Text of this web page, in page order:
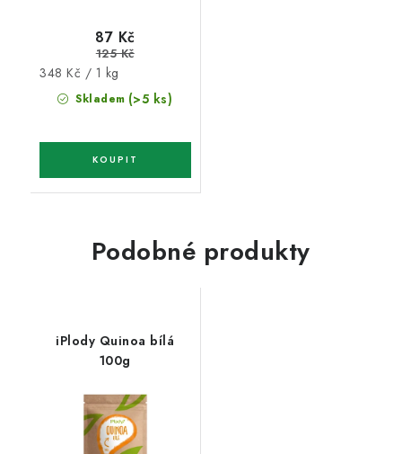
Skladem (>5 ks)
87 Kč
125 Kč
Měrná
cena:
348 Kč / 1 kg
Podobné produkty
iPlody Quinoa bílá
100g